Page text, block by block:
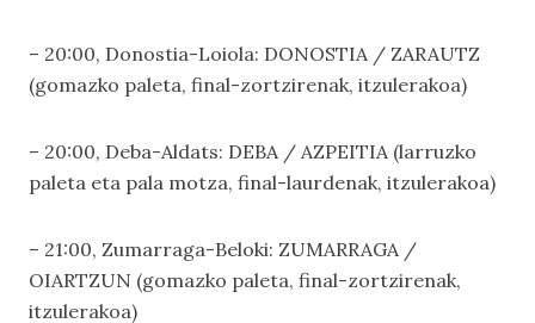
– 20:00, Donostia-Loiola: DONOSTIA / ZARAUTZ
(gomazko paleta, final-zortzirenak, itzulerakoa)
– 20:00, Deba-Aldats: DEBA / AZPEITIA (larruzko
paleta eta pala motza, final-laurdenak, itzulerakoa)
– 21:00, Zumarraga-Beloki: ZUMARRAGA /
OIARTZUN (gomazko paleta, final-zortzirenak,
itzulerakoa)